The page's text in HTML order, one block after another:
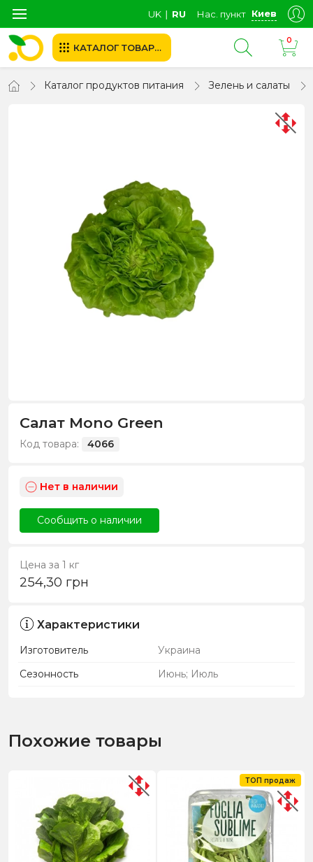
UK ∣ RU Нас. пункт Киев
КАТАЛОГ ТОВАРОВ
0
Каталог продуктов питания Зелень и салаты
Салат Mono Green
Код товара: 4066
Нет в наличии
Сообщить о наличии
Цена за 1 кг
254,30 грн
Характеристики
Изготовитель
Украина
Сезонность
Июнь; Июль
Похожие товары
ТОП продаж